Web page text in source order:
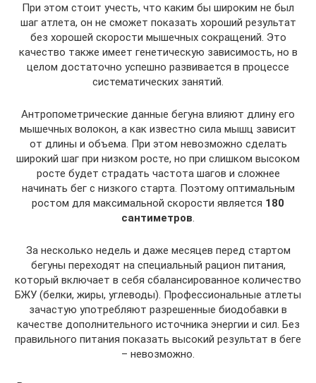
При этом стоит учесть, что каким бы широким не был
шаг атлета, он не сможет показать хороший результат
без хорошей скорости мышечных сокращений. Это
качество также имеет генетическую зависимость, но в
целом достаточно успешно развивается в процессе
систематических занятий.
Антропометрические данные бегуна влияют длину его
мышечных волокон, а как известно сила мышц зависит
от длины и объема. При этом невозможно сделать
широкий шаг при низком росте, но при слишком высоком
росте будет страдать частота шагов и сложнее
начинать бег с низкого старта. Поэтому оптимальным
ростом для максимальной скорости является 180
сантиметров.
За несколько недель и даже месяцев перед стартом
бегуны переходят на специальный рацион питания,
который включает в себя сбалансированное количество
БЖУ (белки, жиры, углеводы). Профессиональные атлеты
зачастую употребляют разрешенные биодобавки в
качестве дополнительного источника энергии и сил. Без
правильного питания показать высокий результат в беге
– невозможно.